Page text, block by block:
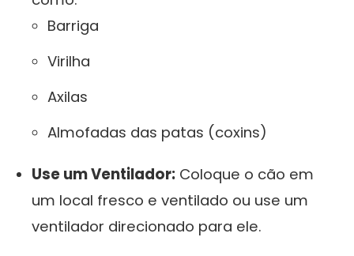
Barriga
Virilha
Axilas
Almofadas das patas (coxins)
Use um Ventilador: Coloque o cão em
um local fresco e ventilado ou use um
ventilador direcionado para ele.